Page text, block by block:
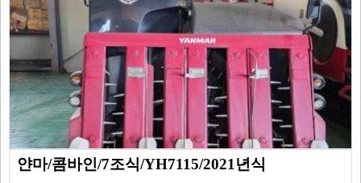
얀마/콤바인/7조식/YH7115/2021년식